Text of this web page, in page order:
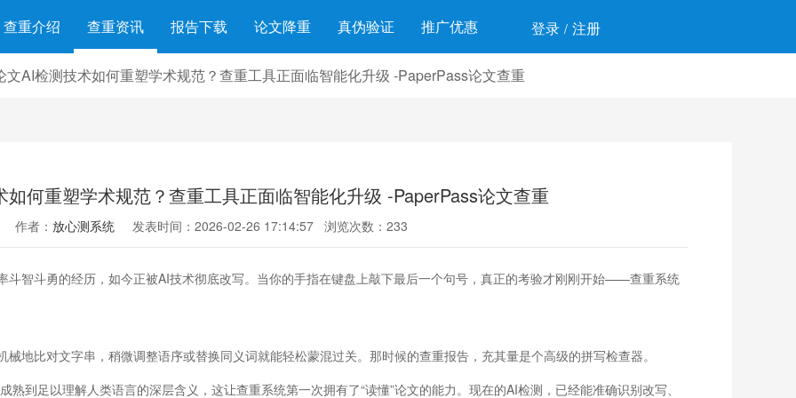
查重介绍 查重资讯 报告下载 论文降重 真伪验证 推广优惠 登录 / 注册
文AI检测技术如何重塑学术规范？查重工具正面临智能化升级 -PaperPass论文查重
何重塑学术规范？查重工具正面临智能化升级 -PaperPass论文查重
作者： 放心测系统 发表时间：2026-02-26 17:14:57 浏览次数：233
斗智斗勇的经历，如今正被AI技术彻底改写。当你的手指在键盘上敲下最后一个句号，真正的考验才刚刚开始——查重系统
地比对文字串，稍微调整语序或替换同义词就能轻松蒙混过关。那时候的查重报告，充其量是个高级的拼写检查器。
到足以理解人类语言的深层含义，这让查重系统第一次拥有了“读懂”论文的能力。现在的AI检测，已经能准确识别改写、